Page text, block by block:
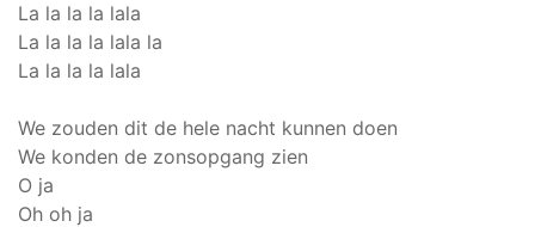
La la la la lala
La la la la lala la
La la la la lala
We zouden dit de hele nacht kunnen doen
We konden de zonsopgang zien
O ja
Oh oh ja